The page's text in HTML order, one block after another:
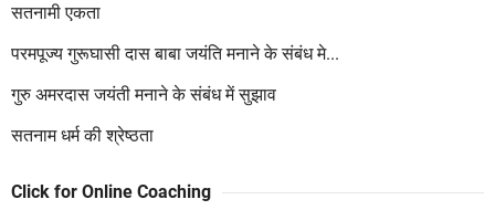
सतनामी एकता
परमपूज्य गुरूघासी दास बाबा जयंति मनाने के संबंध मे...
गुरु अमरदास जयंती मनाने के संबंध में सुझाव
सतनाम धर्म की श्रेष्ठता
Click for Online Coaching